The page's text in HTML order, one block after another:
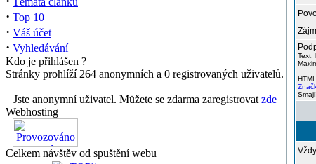
· Top 10
· Váš účet
· Vyhledávání
Kdo je přihlášen ?
Stránky prohlíží 264 anonymních a 0 registrovaných uživatelů.
Jste anonymní uživatel. Můžete se zdarma zaregistrovat zde
Webhosting
Celkem návštěv od spuštění webu
Text,